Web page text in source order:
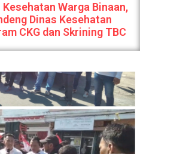
Warga Binaan,
Dinas Kesehatan
CKG dan Skrining TBC